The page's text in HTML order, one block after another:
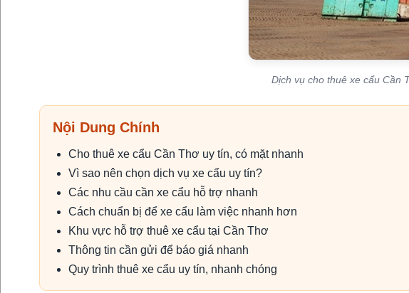
Dịch vụ cho thuê xe cẩu Cần
Nội Dung Chính
Cho thuê xe cẩu Cần Thơ uy tín, có mặt nhanh
Vì sao nên chọn dịch vụ xe cẩu uy tín?
Các nhu cầu cần xe cẩu hỗ trợ nhanh
Cách chuẩn bị để xe cẩu làm việc nhanh hơn
Khu vực hỗ trợ thuê xe cẩu tại Cần Thơ
Thông tin cần gửi để báo giá nhanh
Quy trình thuê xe cẩu uy tín, nhanh chóng